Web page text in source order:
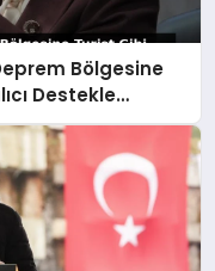
Bölgesine
Destekle